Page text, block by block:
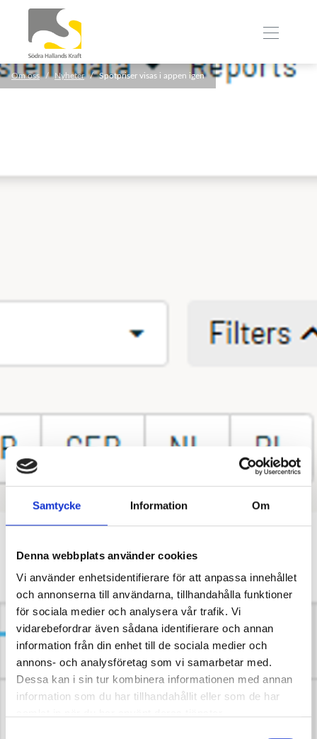
Samtycke Information Om
Denna webbplats använder cookies
Vi använder enhetsidentifierare för att anpassa innehållet
och annonserna till användarna, tillhandahålla funktioner
för sociala medier och analysera vår trafik. Vi
vidarebefordrar även sådana identifierare och annan
information från din enhet till de sociala medier och
annons- och analysföretag som vi samarbetar med.
Dessa kan i sin tur kombinera informationen med annan
information som du har tillhandahållit eller som de har
Om oss Nyheter Spotpriser visas i appen igen